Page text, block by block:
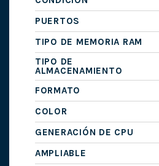
PUERTOS
TIPO DE MEMORIA RAM
TIPO DE
ALMACENAMIENTO
FORMATO
COLOR
GENERACIÓN DE CPU
AMPLIABLE